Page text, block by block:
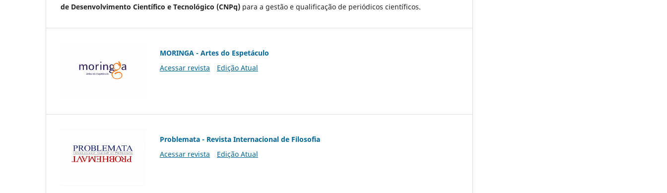
de Desenvolvimento Científico e Tecnológico (CNPq) para a gestão e qualificação de periódicos científicos.
MORINGA - Artes do Espetáculo
Acessar revista
Edição Atual
Problemata - Revista Internacional de Filosofia
Acessar revista
Edição Atual